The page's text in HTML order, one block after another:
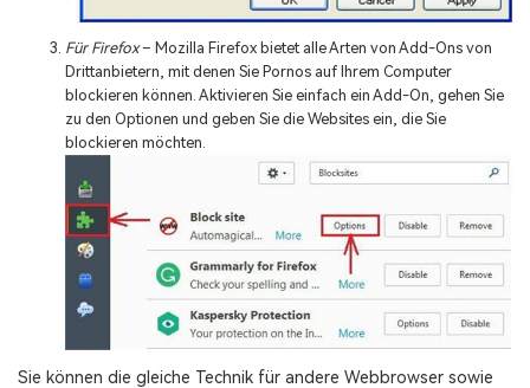
Für Firefox– Mozilla Firefox bietet alle Arten von Add-Ons von
Drittanbietern, mit denen Sie Pornos auf Ihrem Computer
blockieren können. Aktivieren Sie einfach ein Add-On, gehen Sie
zu den Optionen und geben Sie die Websites ein, die Sie
blockieren möchten.
Sie können die gleiche Technik für andere Webbrowser sowie